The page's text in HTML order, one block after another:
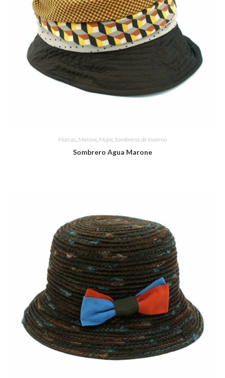
Marcas, Marone, Mujer, Sombreros de Invierno
Sombrero Agua Marone